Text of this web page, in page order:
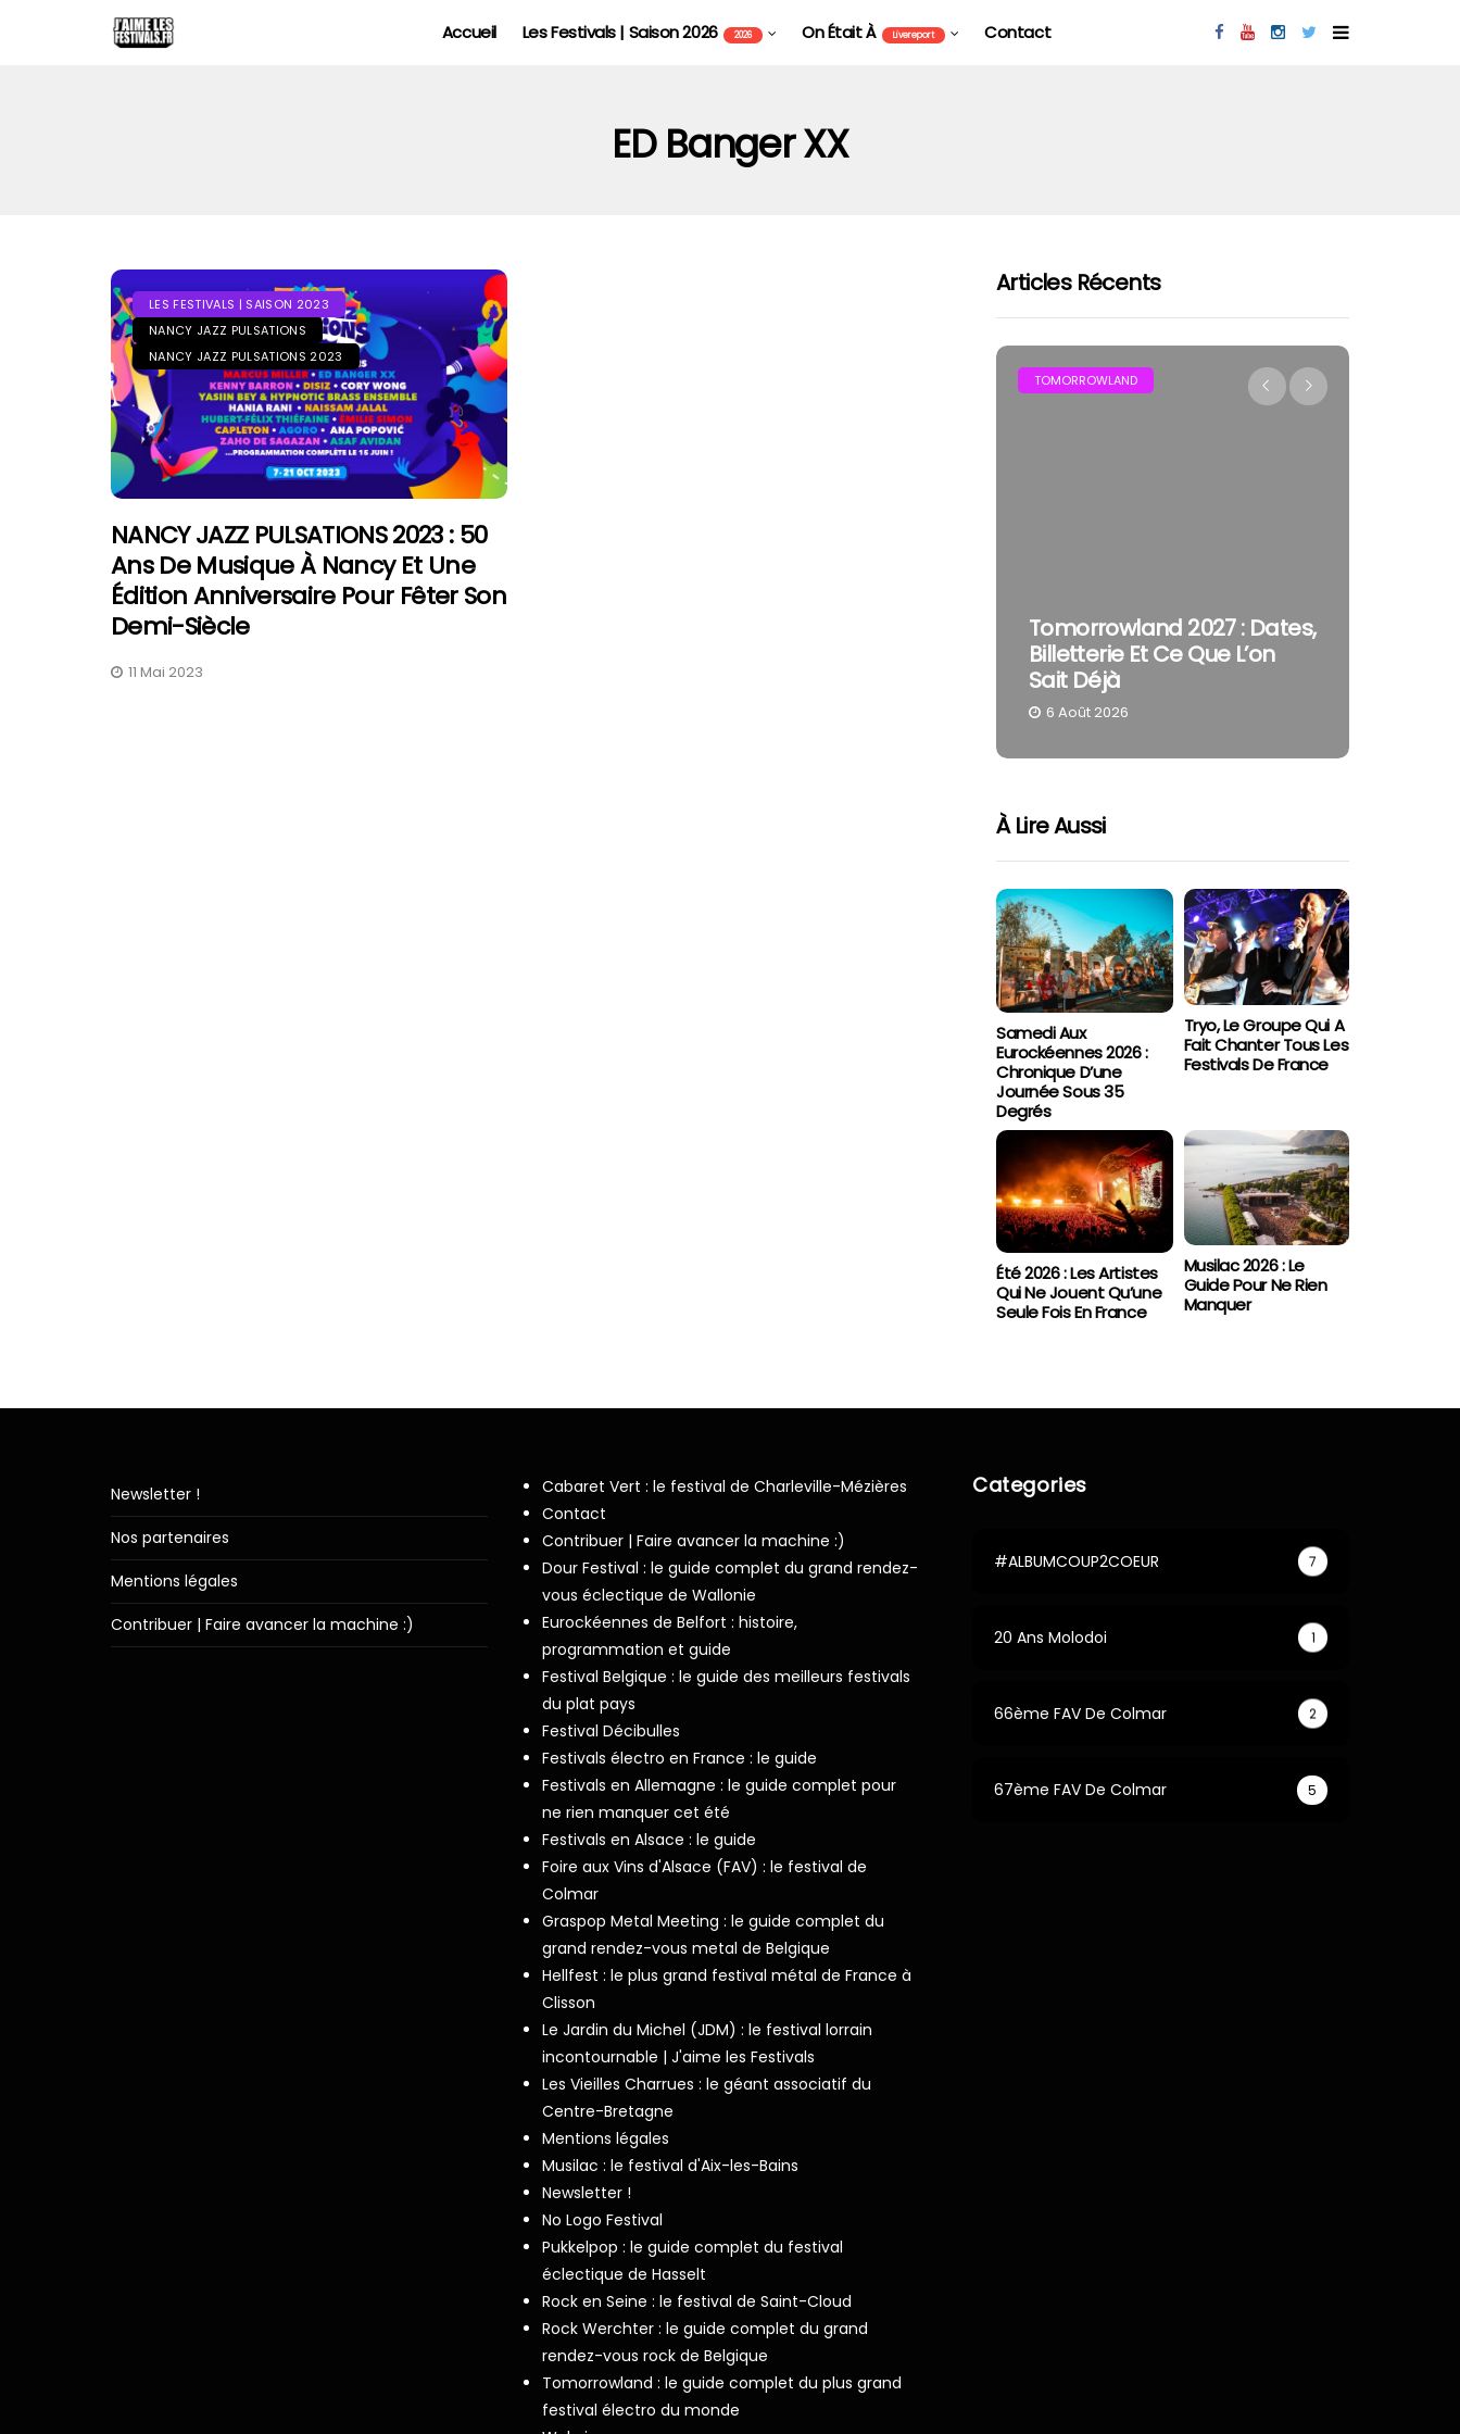
Accueil Les Festivals | Saison 2026 2026 On Était À Livereport Contact
ED Banger XX
LES FESTIVALS | SAISON 2023
NANCY JAZZ PULSATIONS
NANCY JAZZ PULSATIONS 2023
NANCY JAZZ PULSATIONS 2023 : 50
Ans De Musique À Nancy Et Une
Édition Anniversaire Pour Fêter Son
Demi-Siècle
11 Mai 2023
Articles Récents
TOMORROWLAND
Tomorrowland 2027 : Dates,
Billetterie Et Ce Que L’on
Sait Déjà
6 Août 2026
À Lire Aussi
Samedi Aux
Eurockéennes 2026 :
Chronique D’une
Journée Sous 35
Degrés
Tryo, Le Groupe Qui A
Fait Chanter Tous Les
Festivals De France
Été 2026 : Les Artistes
Qui Ne Jouent Qu’une
Seule Fois En France
Musilac 2026 : Le
Guide Pour Ne Rien
Manquer
Newsletter !
Nos partenaires
Mentions légales
Contribuer | Faire avancer la machine :)
Cabaret Vert : le festival de Charleville-Mézières
Contact
Contribuer | Faire avancer la machine :)
Dour Festival : le guide complet du grand rendez-
vous éclectique de Wallonie
Eurockéennes de Belfort : histoire,
programmation et guide
Festival Belgique : le guide des meilleurs festivals
du plat pays
Festival Décibulles
Festivals électro en France : le guide
Festivals en Allemagne : le guide complet pour
ne rien manquer cet été
Festivals en Alsace : le guide
Foire aux Vins d'Alsace (FAV) : le festival de
Colmar
Graspop Metal Meeting : le guide complet du
grand rendez-vous metal de Belgique
Hellfest : le plus grand festival métal de France à
Clisson
Le Jardin du Michel (JDM) : le festival lorrain
incontournable | J'aime les Festivals
Les Vieilles Charrues : le géant associatif du
Centre-Bretagne
Mentions légales
Musilac : le festival d'Aix-les-Bains
Newsletter !
No Logo Festival
Pukkelpop : le guide complet du festival
éclectique de Hasselt
Rock en Seine : le festival de Saint-Cloud
Rock Werchter : le guide complet du grand
rendez-vous rock de Belgique
Tomorrowland : le guide complet du plus grand
festival électro du monde
Categories
#ALBUMCOUP2COEUR 7
20 Ans Molodoi 1
66ème FAV De Colmar 2
67ème FAV De Colmar 5